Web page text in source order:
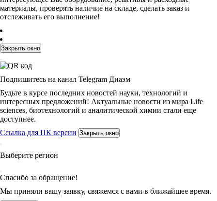
материалы, проверять наличие на складе, сделать заказ и
отслеживать его выполнение!
Закрыть окно
Подпишитесь на канал Telegram Диаэм
Будьте в курсе последних новостей науки, технологий и
интересных предложений! Актуальные новости из мира Life
sciences, биотехнологий и аналитической химии стали еще
доступнее.
Ссылка для ПК версии Закрыть окно
Выберите регион
Спасибо за обращение!
Мы приняли вашу заявку, свяжемся с вами в ближайшее время.